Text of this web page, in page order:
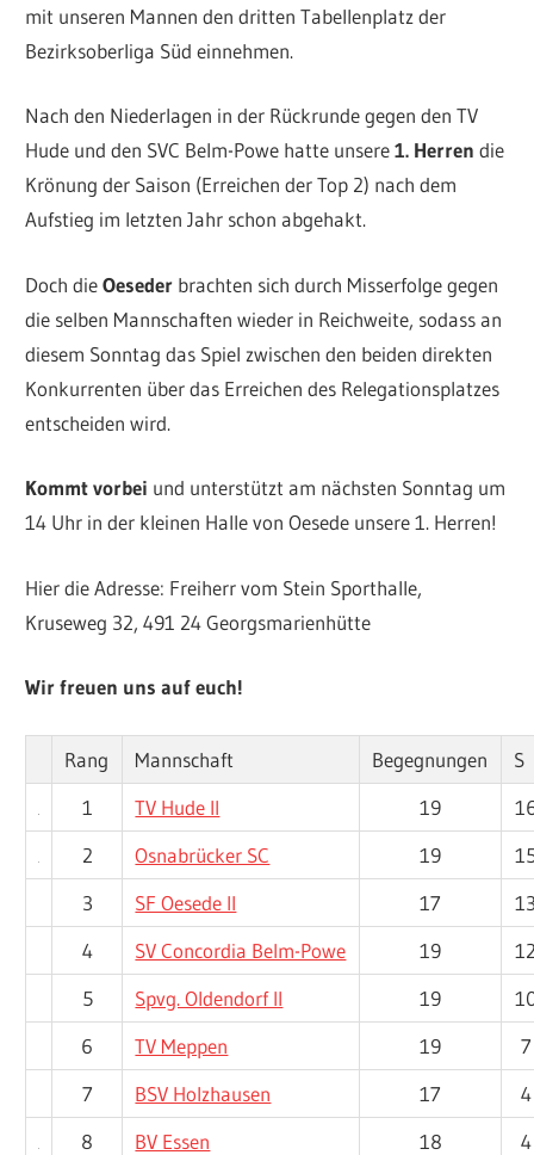
mit unseren Mannen den dritten Tabellenplatz der
Bezirksoberliga Süd einnehmen.
Nach den Niederlagen in der Rückrunde gegen den TV
Hude und den SVC Belm-Powe hatte unsere1. Herren die
Krönung der Saison (Erreichen der Top 2) nach dem
Aufstieg im letzten Jahr schon abgehakt.
Doch dieOeseder brachten sich durch Misserfolge gegen
die selben Mannschaften wieder in Reichweite, sodass an
diesem Sonntag das Spiel zwischen den beiden direkten
Konkurrenten über das Erreichen des Relegationsplatzes
entscheiden wird.
Kommt vorbei und unterstützt am nächsten Sonntag um
14 Uhr in der kleinen Halle von Oesede unsere 1. Herren!
Hier die Adresse: Freiherr vom Stein Sporthalle,
Kruseweg 32, 491 24 Georgsmarienhütte
Wir freuen uns auf euch!
Rang Mannschaft Begegnungen
S
1
TV Hude II 19
2
Osnabrücker SC 19
3
SF Oesede II 17
4
SV Concordia Belm-Powe 19
5
Spvg. Oldendorf II 19
6
TV Meppen 19
7
7
BSV Holzhausen 17
4
8
BV Essen 18
4